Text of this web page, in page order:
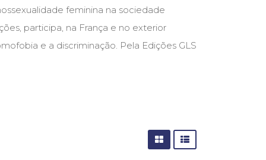
(8)
africanos (30)
feminina na sociedade
participa, na França e no exterior
e a discriminação. Pela Edições GLS